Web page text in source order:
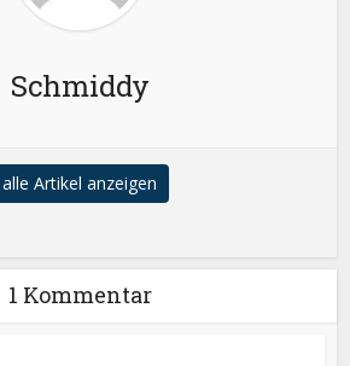
Schmiddy
alle Artikel anzeigen
1 Kommentar